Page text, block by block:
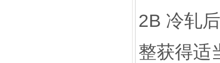
2B 冷轧
整获得适